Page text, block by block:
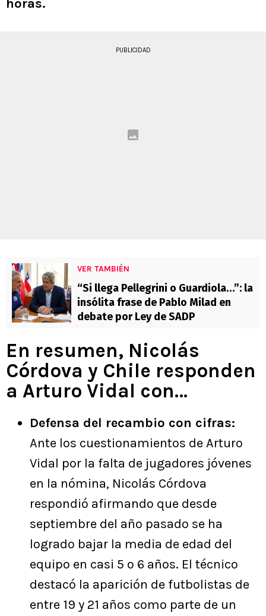
horas.
PUBLICIDAD
VER TAMBIÉN
“Si llega Pellegrini o Guardiola…”: la
insólita frase de Pablo Milad en
debate por Ley de SADP
En resumen, Nicolás
Córdova y Chile responden
a Arturo Vidal con…
Defensa del recambio con cifras:
Ante los cuestionamientos de Arturo
Vidal por la falta de jugadores jóvenes
en la nómina, Nicolás Córdova
respondió afirmando que desde
septiembre del año pasado se ha
logrado bajar la media de edad del
equipo en casi 5 o 6 años. El técnico
destacó la aparición de futbolistas de
entre 19 y 21 años como parte de un